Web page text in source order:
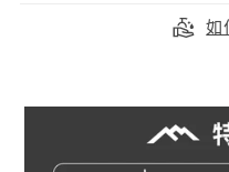
如